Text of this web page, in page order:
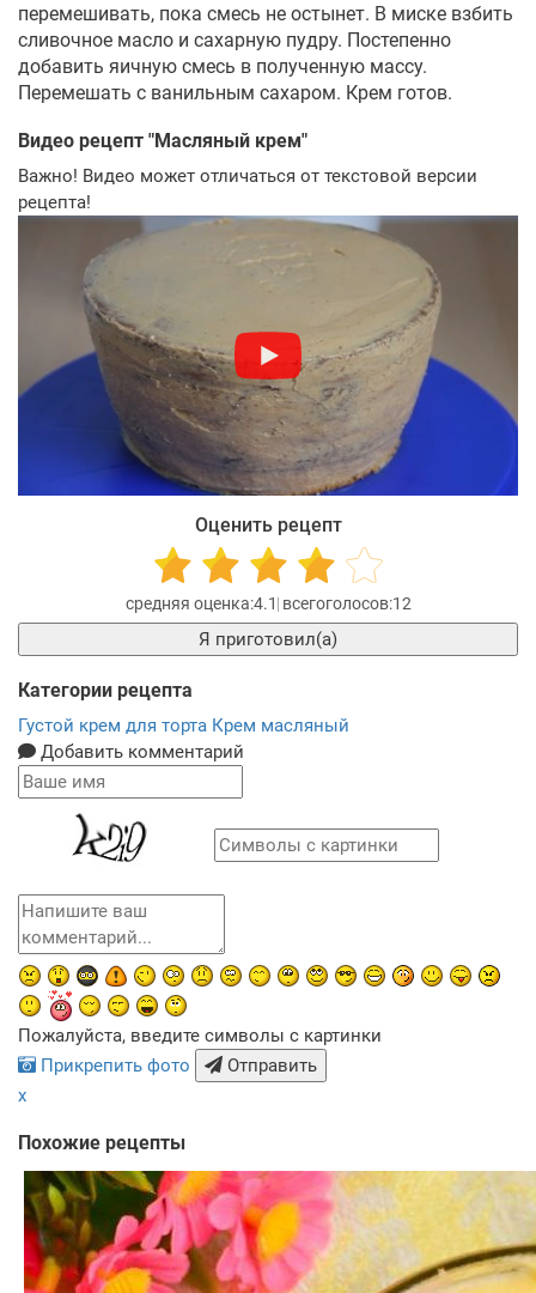
перемешивать, пока смесь не остынет. В миске взбить
сливочное масло и сахарную пудру. Постепенно
добавить яичную смесь в полученную массу.
Перемешать с ванильным сахаром. Крем готов.
Видео рецепт "Масляный крем"
Важно! Видео может отличаться от текстовой версии
рецепта!
Оценить рецепт
4.1 12
Я приготовил(а)
Категории рецепта
Густой крем для торта Крем масляный
Добавить комментарий
Пожалуйста, введите символы с картинки
Прикрепить фото
Отправить
x
Похожие рецепты